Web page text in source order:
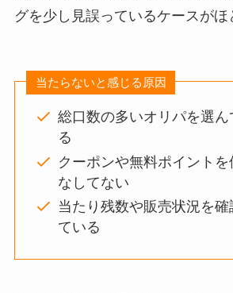
グを少し見誤っているケースがほ
当たらないと感じる原因
総口数の多いオリパを選
る
クーポンや無料ポイントを
なしてない
当たり残数や販売状況を確
ている